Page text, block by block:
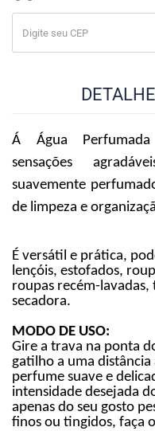
Á Água
sensações
suavemente
de limpeza e
É versátil e prática,
lençóis, estofados,
roupas recém-
secadora.
MODO DE USO:
Gire a trava na ponta
gatilho a uma
perfume suave e
intensidade desejada
apenas do seu gosto
finos ou tingidos, faça